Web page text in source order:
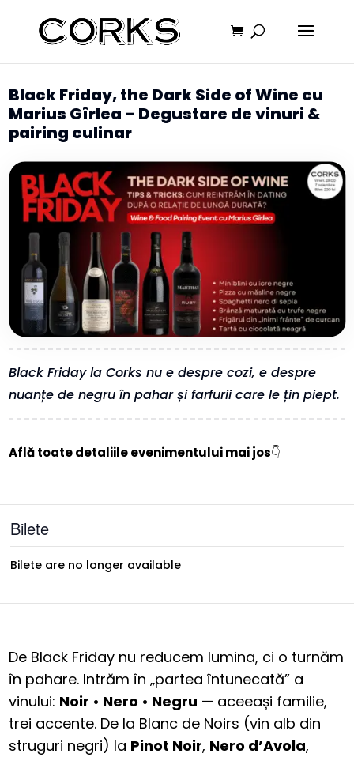
Black Friday, the Dark Side of Wine cu
Marius Gîrlea – Degustare de vinuri &
pairing culinar
Black Friday la Corks nu e despre cozi, e despre
nuanțe de negru în pahar și farfurii care le țin piept.
Află toate detaliile evenimentului mai jos👇
Bilete
Bilete are no longer available
De Black Friday nu reducem lumina, ci o turnăm
în pahare. Intrăm în „partea întunecată” a
vinului: Noir • Nero • Negru — aceeași familie,
trei accente. De la Blanc de Noirs (vin alb din
struguri negri) la Pinot Noir, Nero d’Avola,